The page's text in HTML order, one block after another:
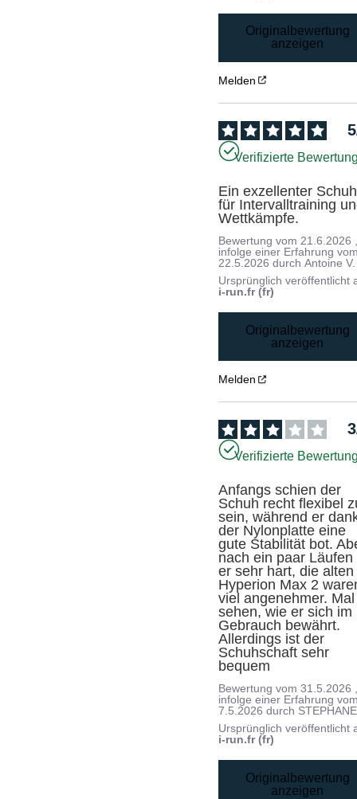
Originalbewertung
anzeigen
Melden
5
Verifizierte
Ein exzellenter Schuh
für Intervalltraining
Wettkämpfe.
Bewertung vom 21.6.2026
infolge einer Erfahrung
22.5.2026 durchAntoine V.
Ursprünglich veröffentlicht
i-run.fr (fr)
Originalbewertung
anzeigen
Melden
3
Verifizierte
Anfangs schien der
Schuh recht flexibel
sein, während er
der Nylonplatte eine
gute Stabilität bot.
nach ein paar Läufen
er sehr hart, die alten
Hyperion Max 2
viel angenehmer. Mal
sehen, wie er sich im
Gebrauch bewährt.
Allerdings ist der
Schuhschaft sehr
bequem
Bewertung vom31.5.2026
infolge einer Erfahrung
7.5.2026 durch
Ursprünglich veröffentlicht
i-run.fr (fr)
Originalbewertung
anzeigen